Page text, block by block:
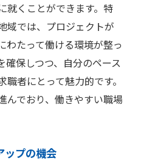
就くことができます。特
域では、プロジェクトが
わたって働ける環境が整っ
確保しつつ、自分のペース
者にとって魅力的です。
んでおり、働きやすい職場
ップの機会